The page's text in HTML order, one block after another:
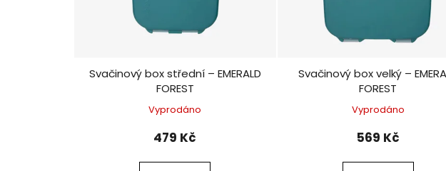
Svačinový box střední – EMERALD
FOREST
Vyprodáno
479 Kč
Svačinový box velký – EMERALD
FOREST
Vyprodáno
569 Kč